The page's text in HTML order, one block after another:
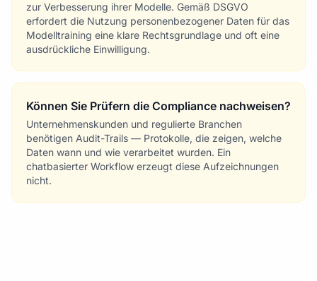
zur Verbesserung ihrer Modelle. Gemäß DSGVO
erfordert die Nutzung personenbezogener Daten für das
Modelltraining eine klare Rechtsgrundlage und oft eine
ausdrückliche Einwilligung.
Können Sie Prüfern die Compliance nachweisen?
Unternehmenskunden und regulierte Branchen
benötigen Audit-Trails — Protokolle, die zeigen, welche
Daten wann und wie verarbeitet wurden. Ein
chatbasierter Workflow erzeugt diese Aufzeichnungen
nicht.